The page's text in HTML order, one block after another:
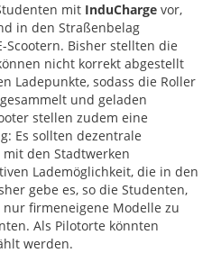
mit InduCharge vor,
in den Straßenbelag
Scootern. Bisher stellten die
nicht korrekt abgestellt
Ladepunkte, sodass die Roller
und geladen
stellen zudem eine
Es sollten dezentrale
den Stadtwerken
Lademöglichkeit, die in den
gebe es, so die Studenten,
firmeneigene Modelle zu
Als Pilotorte könnten
werden.